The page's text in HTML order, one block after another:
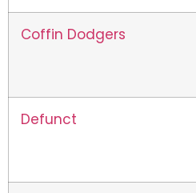
Coffin Dodgers
Defunct